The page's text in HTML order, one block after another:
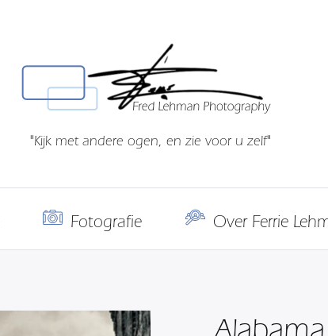
"Kijk met andere ogen, en zie voor u zelf"
Fotografie Over Ferrie